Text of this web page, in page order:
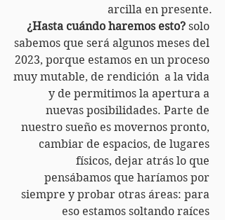
arcilla en presente.
¿Hasta cuándo haremos esto? solo
sabemos que será algunos meses del
2023, porque estamos en un proceso
muy mutable, de rendición  a la vida
y de permitimos la apertura a
nuevas posibilidades. Parte de
nuestro sueño es movernos pronto,
cambiar de espacios, de lugares
físicos, dejar atrás lo que
pensábamos que haríamos por
siempre y probar otras áreas: para
eso estamos soltando raíces